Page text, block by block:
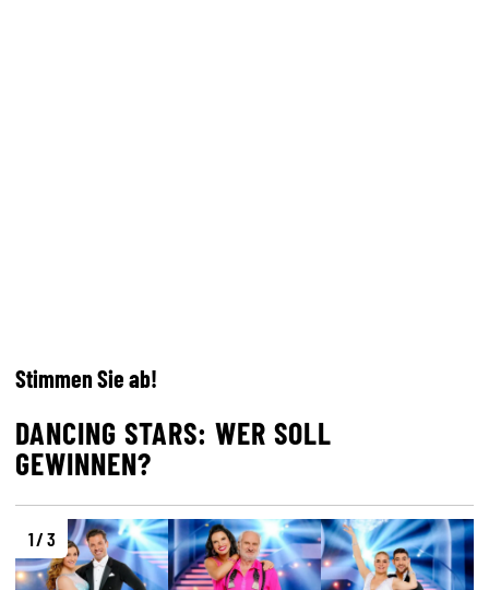
Stimmen Sie ab!
DANCING STARS: WER SOLL
GEWINNEN?
1 / 3